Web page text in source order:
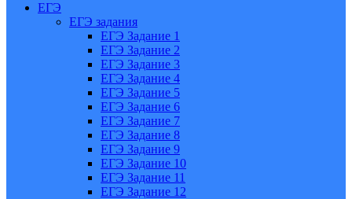
ЕГЭ
ЕГЭ задания
ЕГЭ Задание 1
ЕГЭ Задание 2
ЕГЭ Задание 3
ЕГЭ Задание 4
ЕГЭ Задание 5
ЕГЭ Задание 6
ЕГЭ Задание 7
ЕГЭ Задание 8
ЕГЭ Задание 9
ЕГЭ Задание 10
ЕГЭ Задание 11
ЕГЭ Задание 12